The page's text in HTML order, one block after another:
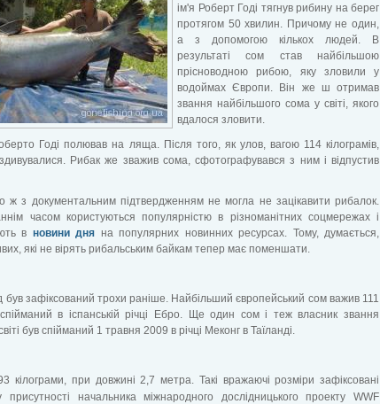
ім'я Роберт Годі тягнув рибину на берег
протягом 50 хвилин. Причому не один,
а з допомогою кількох людей. В
результаті сом став найбільшою
прісноводною рибою, яку зловили у
водоймах Європи. Він же ш отримав
звання найбільшого сома у світі, якого
вдалося зловити.
Годі полював на ляща. Після того, як улов, вагою 114 кілограмів,
Рибак же зважив сома, сфотографувався з ним і відпустив
ж з документальним підтвердженням не могла не зацікавити рибалок.
часом користуються популярністю в різноманітних соцмережах і
в новини дня на популярних новинних ресурсах. Тому, думається,
які не вірять рибальським байкам тепер має поменшати.
був зафіксований трохи раніше. Найбільший європейський сом важив 111
спійманий в іспанській річці Ебро. Ще один сом і теж власник звання
був спійманий 1 травня 2009 в річці Меконг в Таїланді.
кілограми, при довжині 2,7 метра. Такі вражаючі розміри зафіксовані
начальника міжнародного дослідницького проекту WWF